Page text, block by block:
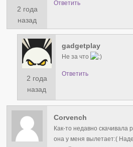
2 года
назад
Ответить
2 года
назад
gadgetplay
Не за что
Ответить
Corvench
Как-то недавно
она у меня вылетает:(